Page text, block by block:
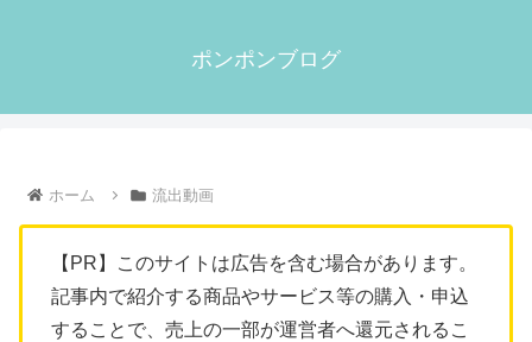
ポンポンブログ
ホーム 流出動画
【PR】このサイトは広告を含む場合があります。
記事内で紹介する商品やサービス等の購入・申込
することで、売上の一部が運営者へ還元されるこ